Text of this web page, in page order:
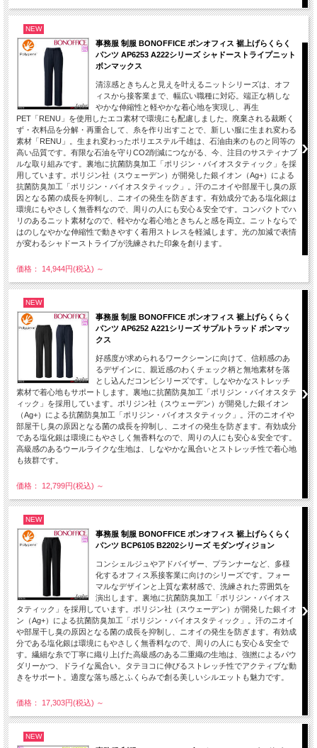
NEW
事務服 制服 BONOFFICE ボンオフィス 裾上げらくらく
パンツ AP6253 A222シリーズ シャドーストライプニット
ボンマックス
清涼感ときちんと見えを叶えるニットシリーズは、オフ
ィスから接客業まで、幅広い職種に対応。端正な柄しな
やかな伸縮性と軽やかな着心地を実現し、再生
PET「RENU」を使用したエコ素材で環境にも配慮しました。廃棄される裁断く
ず・衣料品を分解・再重合して、糸を作り出すことで、新しい服に生まれ変わる
素材「RENU」。生まれ変わったポリエステル千雄は、石油由来のものと同等の
高い品質です。有限な石油を守りCO2削減につながる、今、注目のサスティナブ
ルな取り組みです。裏地に抗菌防臭加工「ポリジン・バイオスタティック」を採
用しています。ポリジン社（スウェーデン）が開発した銀イオン（Ag+）による
抗菌防臭加工「ポリジン・バイオスタティック」。汗のニオイや部屋干し臭の原
因となる菌の成長を抑制し、ニオイの発生を防ぎます。有効成分である塩化銀は
環境にもやさしく無香料なので、周りの人にも安心＆安全です。コンパクトでハ
リのあるニット素材なので、軽やかな着心地ときちんと感を両立。ニットならで
はのしなやかな伸縮性で動きやすく着用ストレスを軽減します。光の加減で表情
が変わるシャドーストライプが洗練された印象を創ります。
価格： 14,944円(税込) ～
NEW
事務服 制服 BONOFFICE ボンオフィス 裾上げらくらく
パンツ AP6252 A221シリーズ サプルトラッド ボンマッ
クス
好感度が求められるワークシーンに向けて、信頼感のあ
るデザインに、親近感のわくチェック柄と無地素材を落
とし込んだコンビシリーズです。しなやかなストレッチ
素材で着心地もサポートします。裏地に抗菌防臭加工「ポリジン・バイオスタテ
ィック」を採用しています。ポリジン社（スウェーデン）が開発した銀イオン
（Ag+）による抗菌防臭加工「ポリジン・バイオスタティック」。汗のニオイや
部屋干し臭の原因となる菌の成長を抑制し、ニオイの発生を防ぎます。有効成分
である塩化銀は環境にもやさしく無香料なので、周りの人にも安心＆安全です。
高級感のあるウールライクな生地は、しなやかな風合いとストレッチ性で着心地
も抜群です。
価格： 12,799円(税込) ～
NEW
事務服 制服 BONOFFICE ボンオフィス 裾上げらくらく
パンツ BCP6105 B2202シリーズ モダンヴィジョン
コンシェルジュやアドバイザー、プランナーなど、多様
化するオフィス系接客業に向けのシリーズです。フォー
マルなデザインと上質な素材感で、洗練された雰囲気を
演出します。裏地に抗菌防臭加工「ポリジン・バイオス
タティック」を採用しています。ポリジン社（スウェーデン）が開発した銀イオ
ン（Ag+）による抗菌防臭加工「ポリジン・バイオスタティック」。汗のニオイ
や部屋干し臭の原因となる菌の成長を抑制し、ニオイの発生を防ぎます。有効成
分である塩化銀は環境にもやさしく無香料なので、周りの人にも安心＆安全で
す。繊細な糸で丁寧に織り上げた高級感のある二重織の生地は、強撚によるパウ
ダリーかつ、ドライな風合い。タテヨコに伸びるストレッチ性でアクティブな動
きをサポート。適度な落ち感とふくらみで創る美しいシルエットも魅力です。
価格： 17,303円(税込) ～
NEW